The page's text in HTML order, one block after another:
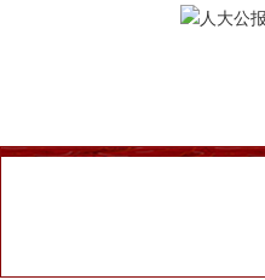
人大公